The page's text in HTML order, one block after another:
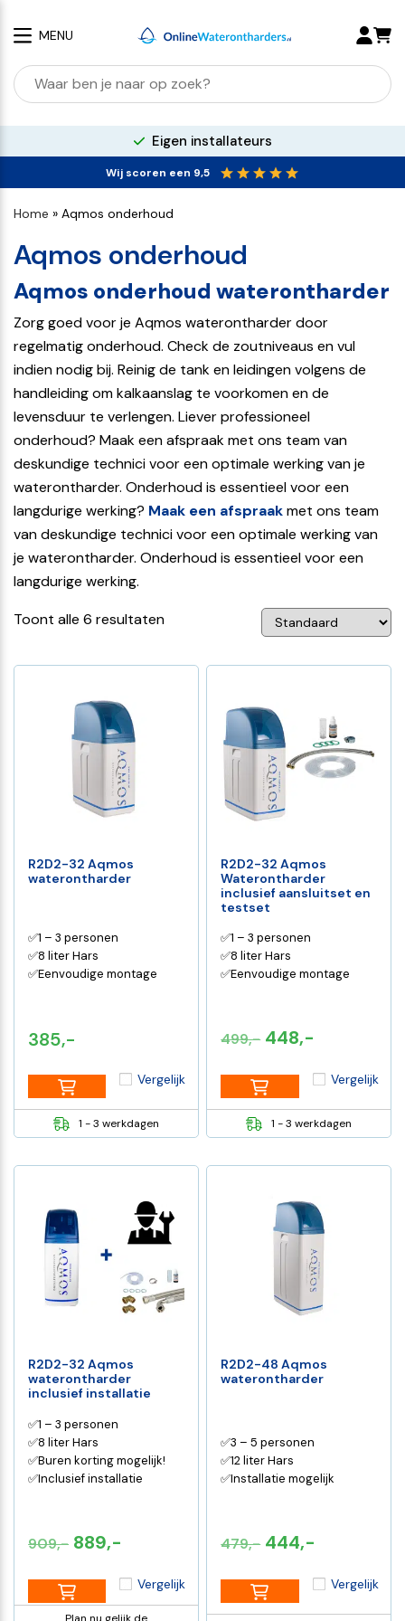
MENU
Zoeken
naar:
Eigen installateurs
Wij scoren een 9,5
Home » Aqmos onderhoud
Aqmos onderhoud
Aqmos onderhoud waterontharder
Zorg goed voor je Aqmos waterontharder door
regelmatig onderhoud. Check de zoutniveaus en vul
indien nodig bij. Reinig de tank en leidingen volgens de
handleiding om kalkaanslag te voorkomen en de
levensduur te verlengen. Liever professioneel
onderhoud? Maak een afspraak met ons team van
deskundige technici voor een optimale werking van je
waterontharder. Onderhoud is essentieel voor een
langdurige werking? Maak een afspraakmet ons team
van deskundige technici voor een optimale werking van
je waterontharder. Onderhoud is essentieel voor een
langdurige werking.
Toont alle 6 resultaten
R2D2-32 Aqmos
waterontharder
385,-
✅1 – 3 personen
✅8 liter Hars
✅Eenvoudige montage
1 - 3 werkdagen
Vergelijk
R2D2-32 Aqmos
Waterontharder
inclusief aansluitset en
testset
499,- Oorspronkelijke
was:
€499,-.
448,-
is:
€448,-.
✅1 – 3 personen
✅8 liter Hars
✅Eenvoudige montage
1 - 3 werkdagen
Vergelijk
R2D2-32 Aqmos
waterontharder
inclusief installatie
909,- Oorspronkelijke
was:
€909,-.
889,-
is:
€889,-.
✅1 – 3 personen
✅8 liter Hars
✅Buren korting mogelijk!
✅Inclusief installatie
Vergelijk
R2D2-48 Aqmos
waterontharder
479,- Oorspronkelijke
was:
€479,-.
444,-
is:
€444,-.
✅3 – 5 personen
✅12 liter Hars
✅Installatie mogelijk
Vergelijk